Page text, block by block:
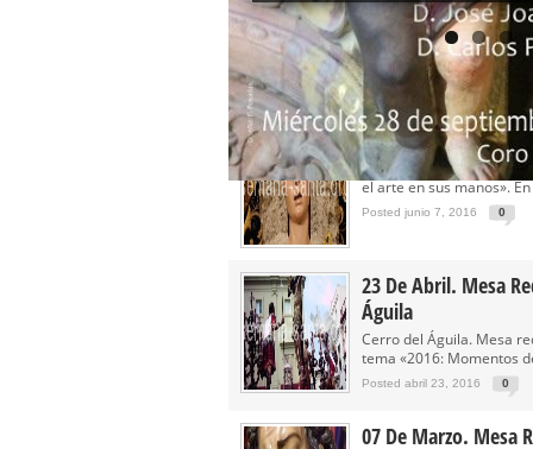
MORE MESA REDONDA NEWS
07 De Junio. Mesa
Estrella. Mesa Redonda
el arte en sus manos».
Posted junio 7, 2016 0
23 De Abril. Mesa
Águila
Cerro del Águila. Mesa
tema «2016: Momentos
Posted abril 23, 2016 0
07 De Marzo. Mesa